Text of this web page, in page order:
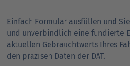
Einfach Formular ausfüllen und
und unverbindlich eine fundierte
aktuellen Gebrauchtwerts Ihres
den präzisen Daten der DAT.